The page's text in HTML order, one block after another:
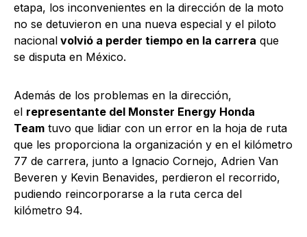
etapa, los inconvenientes en la dirección de la moto
no se detuvieron en una nueva especial y el piloto
nacional volvió a perder tiempo en la carrera que
se disputa en México.
Además de los problemas en la dirección,
el representante del Monster Energy Honda
Team tuvo que lidiar con un error en la hoja de ruta
que les proporciona la organización y en el kilómetro
77 de carrera, junto a Ignacio Cornejo, Adrien Van
Beveren y Kevin Benavides, perdieron el recorrido,
pudiendo reincorporarse a la ruta cerca del
kilómetro 94.